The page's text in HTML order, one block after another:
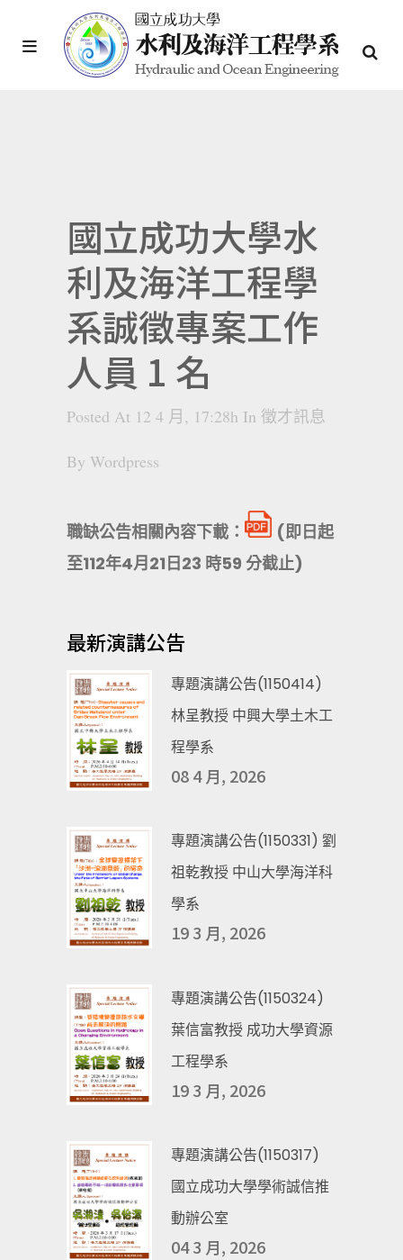
國立成功大學水
利及海洋工程學
系誠徵專案工作
人員 1 名
Posted At 12 4 月, 17:28h In 徵才訊息
By Wordpress
職缺公告相關內容下載：
(即日起
至112年4月21日23 時59 分截止)
最新演講公告
專題演講公告(1150414)
林呈教授 中興大學土木工
程學系
08 4 月, 2026
專題演講公告(1150331) 劉
祖乾教授 中山大學海洋科
學系
19 3 月, 2026
專題演講公告(1150324)
葉信富教授 成功大學資源
工程學系
19 3 月, 2026
專題演講公告(1150317)
國立成功大學學術誠信推
動辦公室
04 3 月, 2026